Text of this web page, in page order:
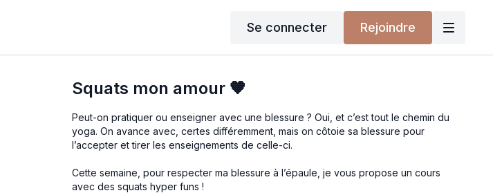
Se connecter Rejoindre
Squats mon amour 🧡
Peut-on pratiquer ou enseigner avec une blessure ? Oui, et c’est tout le chemin du
yoga. On avance avec, certes différemment, mais on côtoie sa blessure pour
l’accepter et tirer les enseignements de celle-ci.
Cette semaine, pour respecter ma blessure à l’épaule, je vous propose un cours
avec des squats hyper funs !